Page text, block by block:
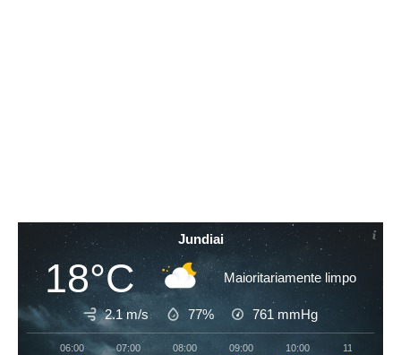
Jundiai
18°C Maioritariamente limpo
2.1 m/s 77% 761 mmHg
06:00 07:00 08:00 09:00 10:00 11:00